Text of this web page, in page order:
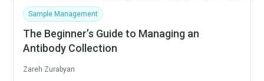
Sample Management
The Beginner’s Guide to Managing an
Antibody Collection
Zareh Zurabyan